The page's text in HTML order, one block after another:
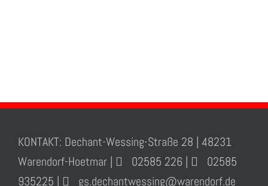
KONTAKT: Dechant-Wessing-Straße 28 | 48231
Warendorf-Hoetmar |
02585 226 |
02585
935225 |
gs.dechantwessing@warendorf.de